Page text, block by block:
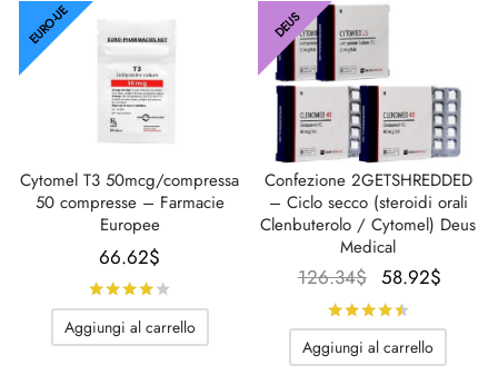
68.92$.
EURO-UE
Cytomel T3 50mcg/compressa
50 compresse – Farmacie
Europee
66.62$
Aggiungi al carrello
DEUS
Confezione 2GETSHREDDED
– Ciclo secco (steroidi orali
Clenbuterolo / Cytomel) Deus
Medical
126.34$ Il prezzo
originale
era:
126.34$.
58.92$
Aggiungi al carrello